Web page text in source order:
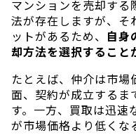
マンションを売却する
法が存在しますが、そ
ットがあるため、 自身
却方法を選択すること
たとえば、仲介は市場
面、契約が成立するま
す。一方、買取は迅速
が市場価格より低くな